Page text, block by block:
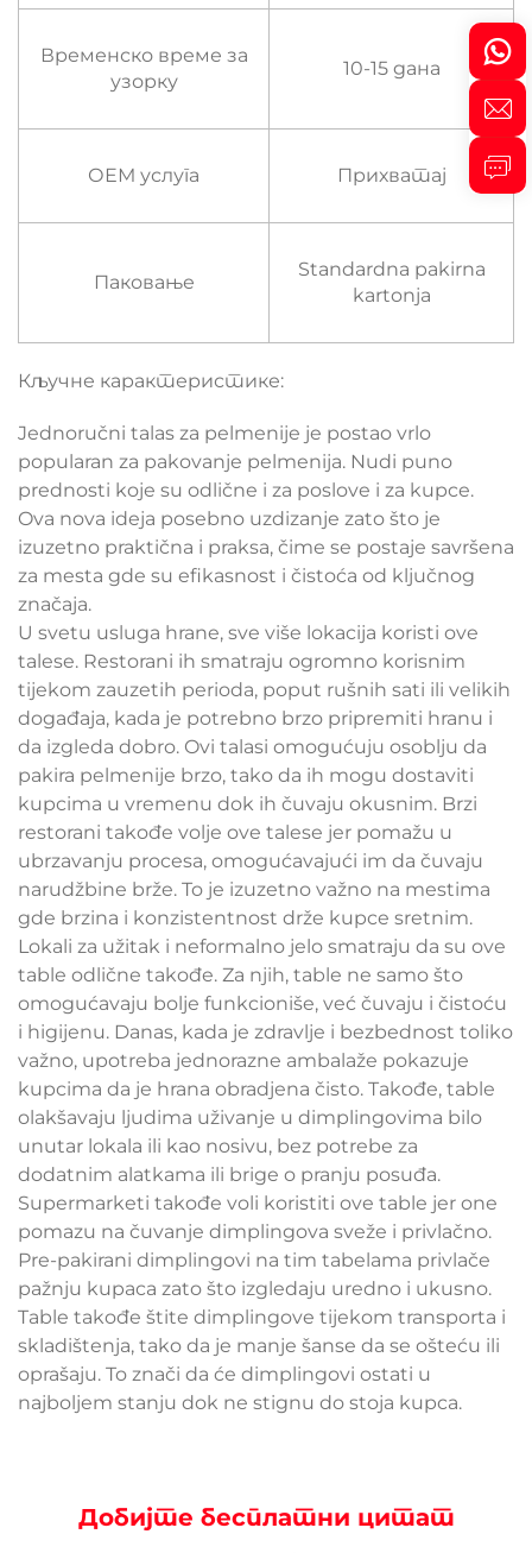
Временско време за
узорку
10-15 дана
ОЕМ услуга Прихватај
Паковање
Standardna pakirna
kartonja
Кључне карактеристике:
Jednoručni talas za pelmenije je postao vrlo
popularan za pakovanje pelmenija. Nudi puno
prednosti koje su odlične i za poslove i za kupce.
Ova nova ideja posebno uzdizanje zato što je
izuzetno praktična i praksa, čime se postaje savršena
za mesta gde su efikasnost i čistoća od ključnog
značaja.
U svetu usluga hrane, sve više lokacija koristi ove
talese. Restorani ih smatraju ogromno korisnim
tijekom zauzetih perioda, poput rušnih sati ili velikih
događaja, kada je potrebno brzo pripremiti hranu i
da izgleda dobro. Ovi talasi omogućuju osoblju da
pakira pelmenije brzo, tako da ih mogu dostaviti
kupcima u vremenu dok ih čuvaju okusnim. Brzi
restorani takođe volje ove talese jer pomažu u
ubrzavanju procesa, omogućavajući im da čuvaju
narudžbine brže. To je izuzetno važno na mestima
gde brzina i konzistentnost drže kupce sretnim.
Lokali za užitak i neformalno jelo smatraju da su ove
table odlične takođe. Za njih, table ne samo što
omogućavaju bolje funkcioniše, već čuvaju i čistoću
i higijenu. Danas, kada je zdravlje i bezbednost toliko
važno, upotreba jednorazne ambalaže pokazuje
kupcima da je hrana obradjena čisto. Takođe, table
olakšavaju ljudima uživanje u dimplingovima bilo
unutar lokala ili kao nosivu, bez potrebe za
dodatnim alatkama ili brige o pranju posuđa.
Supermarketi takođe voli koristiti ove table jer one
pomazu na čuvanje dimplingova sveže i privlačno.
Pre-pakirani dimplingovi na tim tabelama privlače
pažnju kupaca zato što izgledaju uredno i ukusno.
Table takođe štite dimplingove tijekom transporta i
skladištenja, tako da je manje šanse da se ošteću ili
oprašaju. To znači da će dimplingovi ostati u
najboljem stanju dok ne stignu do stoja kupca.
Добијте бесплатни цитат